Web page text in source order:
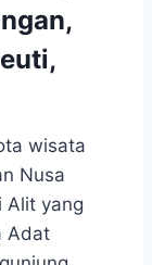
wisata
Nusa
Alit yang
Adat